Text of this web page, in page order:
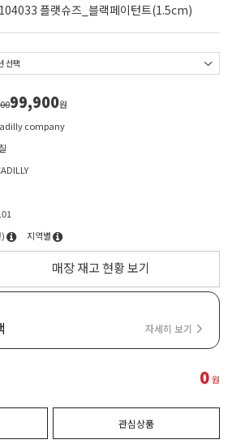
플랫슈즈_블랙페이턴트(1.5cm)
99,900원
company
지역별
매장 재고 현황 보기
자세히 보기
0원
관심상품